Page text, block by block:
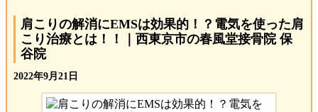
肩こりの解消にEMSは効果的！？電気を使った肩
こり治療とは！！｜西東京市の春風堂接骨院 保
谷院
2022年9月21日